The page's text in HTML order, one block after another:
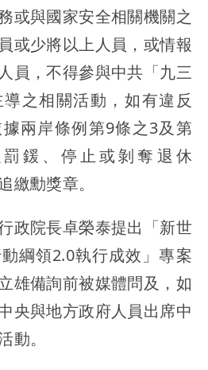
或與國家安全相關機關之
或少將以上人員，或情報
員，不得參與中共「九三
之相關活動，如有違反
兩岸條例第9條之3及第
鍰、停止或剝奪退休
繳勳獎章。
政院長卓榮泰提出「新世
綱領2.0執行成效」專案
雄備詢前被媒體問及，如
央與地方政府人員出席中
動。